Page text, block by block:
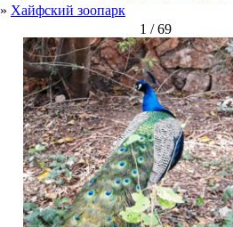
» Хайфский зоопарк
1 / 69